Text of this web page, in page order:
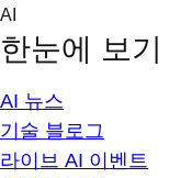
Skip
content
AI
한눈에 보기
AI 뉴스
기술 블로그
라이브 AI 이벤트